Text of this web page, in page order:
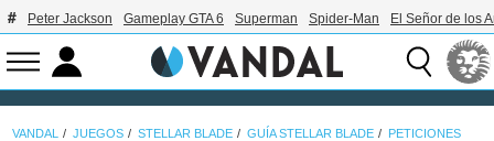
Peter Jackson Gameplay GTA 6 Superman Spider-Man El Señor de los
VANDAL JUEGOS STELLAR BLADE GUÍA STELLAR BLADE PETICIONES